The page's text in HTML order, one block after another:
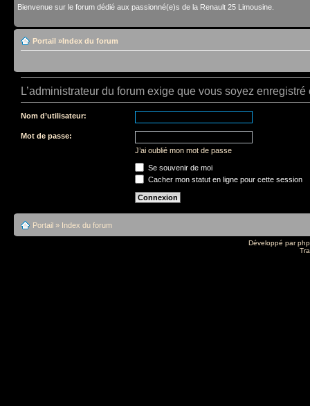
Bienvenue sur le forum dédié aux passionné(e)s de la Renault 25 Limousine.
Portail »Index du forum
L’administrateur du forum exige que vous soyez
Nom d’utilisateur:
Mot de passe:
J’ai oublié mon mot de passe
Se souvenir de moi
Cacher mon statut en ligne pour cette session
Portail » Index du forum
Développé par